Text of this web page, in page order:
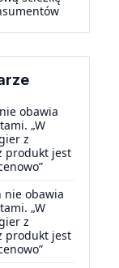
obawia
„W
z
produkt jest
nie obawia
„W
z
produkt jest